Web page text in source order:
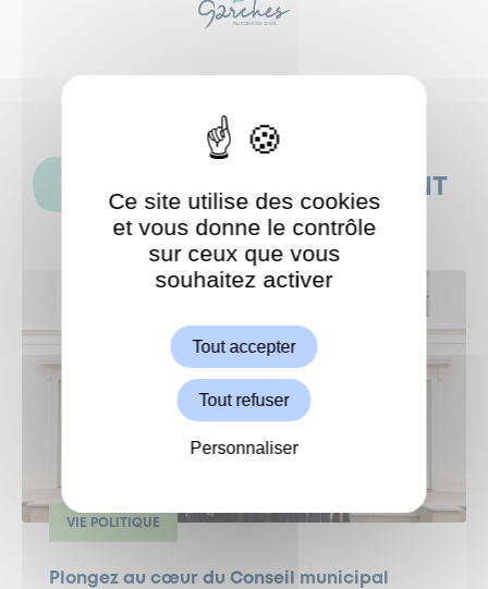
CES ACTUALITÉS POURRAIENT
AUSSI VOUS INTÉRESSER
VIE POLITIQUE
Plongez au cœur du Conseil municipal
ShareThis est désactivé.
Ce site utilise des cookies
et vous donne le contrôle
sur ceux que vous
souhaitez activer
Tout accepter
Tout refuser
Personnaliser